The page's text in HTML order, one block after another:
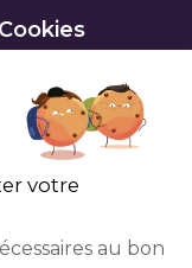
Cookies
votre
au bon